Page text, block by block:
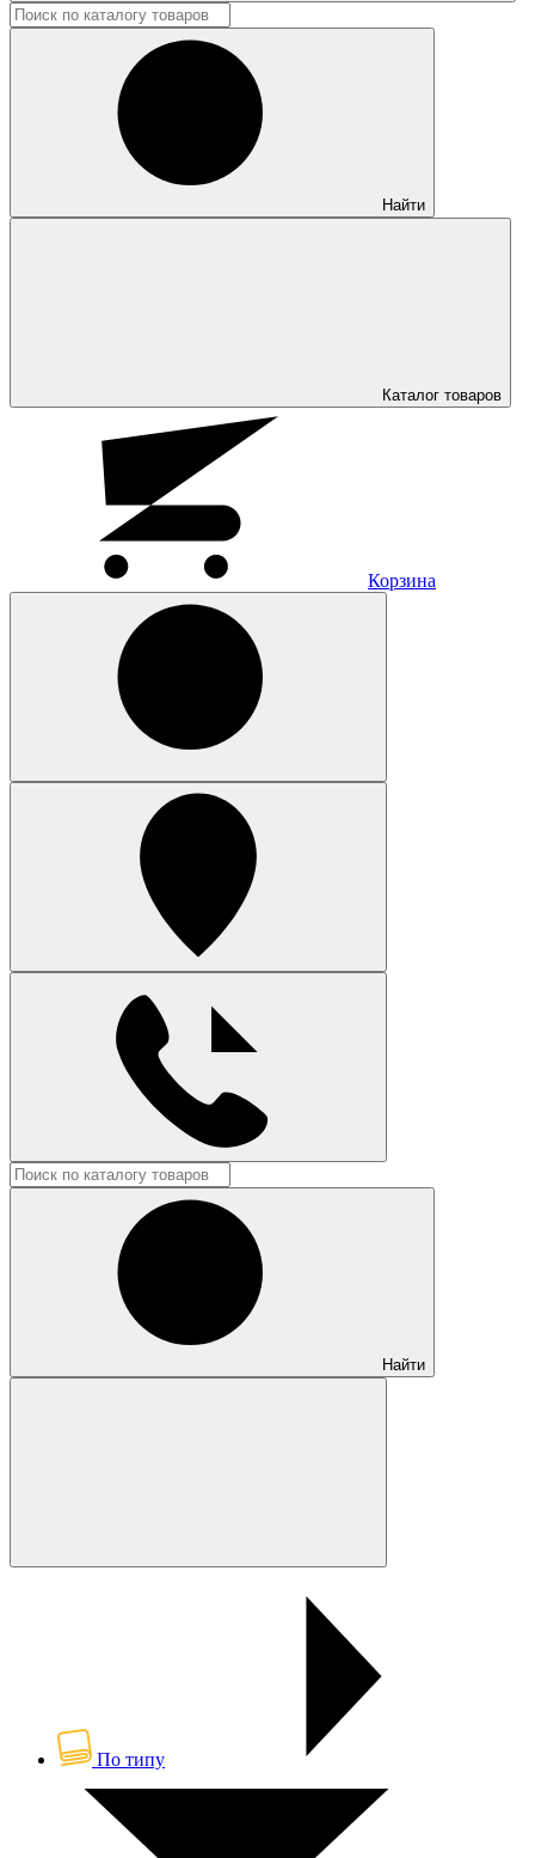
Найти
Каталог товаров
Корзина
Найти
По типу